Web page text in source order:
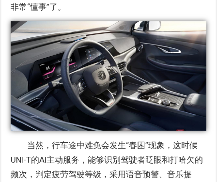
非常“懂事”了。
当然，行车途中难免会发生“春困”现象，这时候
UNI-T的AI主动服务，能够识别驾驶者眨眼和打哈欠的
频次，判定疲劳驾驶等级，采用语音预警、音乐提